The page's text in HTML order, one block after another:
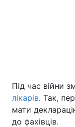
Під час війни
лікарів. Так,
мати
до фахівців.